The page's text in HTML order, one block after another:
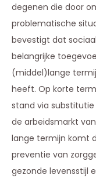
degenen die door
problematische
bevestigt dat
belangrijke
(middel)lange
heeft. Op korte
stand via substitutie
de arbeidsmarkt
lange termijn komt
preventie van
gezonde levensstijl